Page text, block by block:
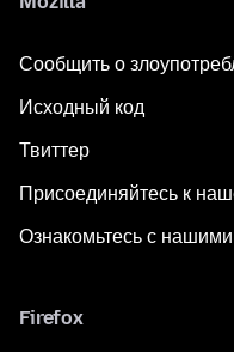
Сообщить о
Исходный код
Твиттер
Присоединяйтесь к
Ознакомьтесь с
Firefox